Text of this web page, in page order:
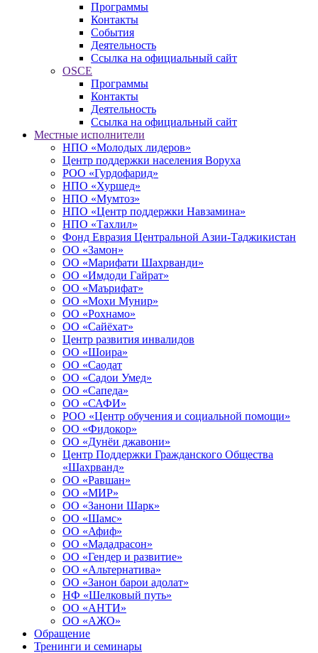
Программы
Контакты
События
Деятельность
Ссылка на официальный сайт
OSCE
Программы
Контакты
Деятельность
Ссылка на официальный сайт
Местные исполнители
НПО «Молодых лидеров»
Центр поддержки населения Воруха
РОО «Гурдофарид»
НПО «Хуршед»
НПО «Мумтоз»
НПО «Центр поддержки Навзамина»
НПО «Тахлил»
Фонд Евразия Центральной Азии-Таджикистан
ОО «Замон»
ОО «Марифати Шахрванди»
ОО «Имдоди Гайрат»
ОО «Маърифат»
ОО «Мохи Мунир»
ОО «Рохнамо»
ОО «Сайёхат»
Центр развития инвалидов
ОО «Шоира»
ОО «Саодат
ОО «Садои Умед»
ОО «Сапеда»
ОО «САФИ»
РОО «Центр обучения и социальной помощи»
ОО «Фидокор»
ОО «Дунёи джавони»
Центр Поддержки Гражданского Общества
«Шахрванд»
ОО «Равшан»
ОО «МИР»
ОО «Занони Шарк»
ОО «Шамс»
ОО «Афиф»
ОО «Мададрасон»
ОО «Гендер и развитие»
ОО «Альтернатива»
ОО «Занон барои адолат»
НФ «Шелковый путь»
ОО «АНТИ»
ОО «АЖО»
Обращение
Тренинги и семинары